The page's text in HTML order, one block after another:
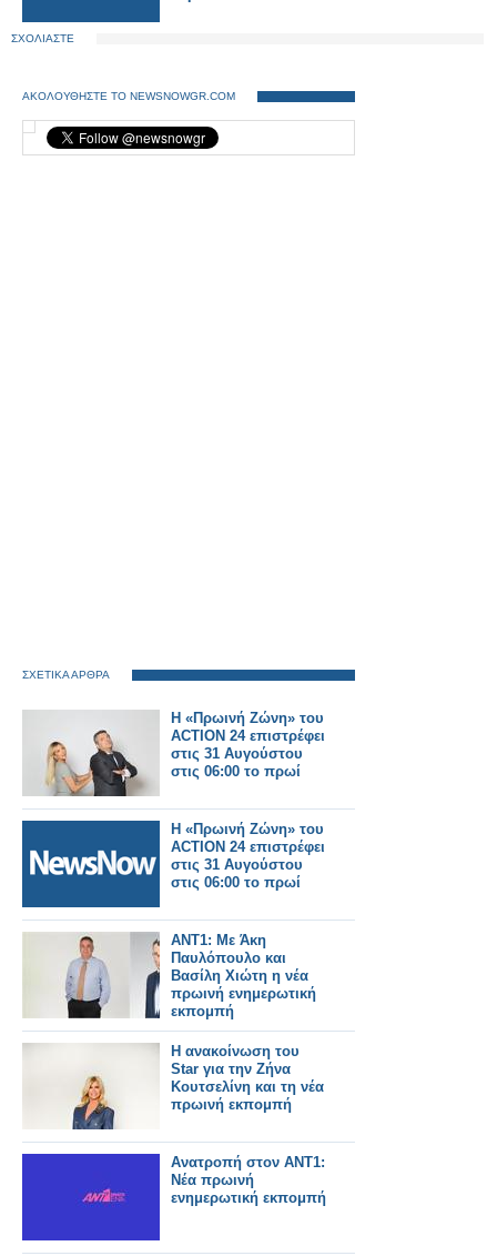
ΣΧΟΛΙΑΣΤΕ
ΑΚΟΛΟΥΘΗΣΤΕ ΤΟ NEWSNOWGR.COM
ΣΧΕΤΙΚΑ ΑΡΘΡΑ
Η «Πρωινή Ζώνη» του
ACTION 24 επιστρέφει
στις 31 Αυγούστου
στις 06:00 το πρωί
Η «Πρωινή Ζώνη» του
ACTION 24 επιστρέφει
στις 31 Αυγούστου
στις 06:00 το πρωί
ΑΝΤ1: Με Άκη
Παυλόπουλο και
Βασίλη Χιώτη η νέα
πρωινή ενημερωτική
εκπομπή
Η ανακοίνωση του
Star για την Ζήνα
Κουτσελίνη και τη νέα
πρωινή εκπομπή
Ανατροπή στον ΑΝΤ1:
Νέα πρωινή
ενημερωτική εκπομπή